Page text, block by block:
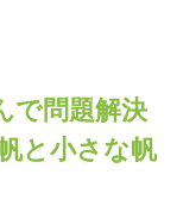
タルブック
年史
研究助成
保護に関する
で問題解決
と小さな帆